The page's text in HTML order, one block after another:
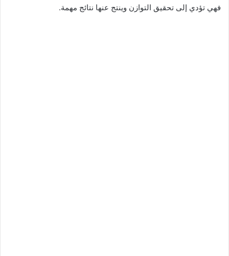
فهي تؤدي إلى تحقيق التوازن وينتج عنها نتائج مهمة.